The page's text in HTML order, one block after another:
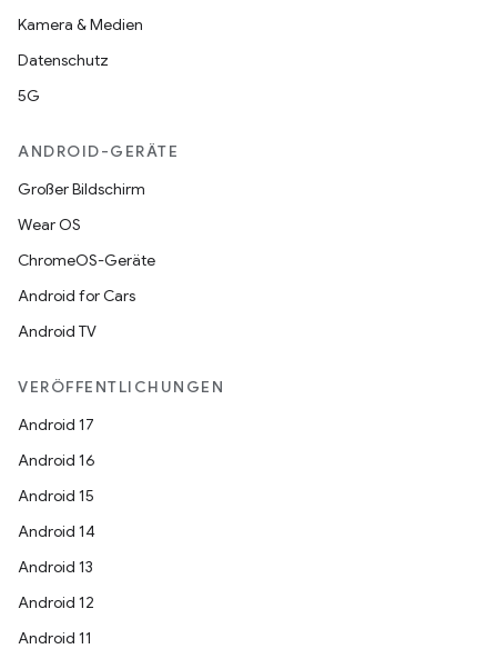
Kamera & Medien
Datenschutz
5G
ANDROID-GERÄTE
Großer Bildschirm
Wear OS
ChromeOS-Geräte
Android for Cars
Android TV
VERÖFFENTLICHUNGEN
Android 17
Android 16
Android 15
Android 14
Android 13
Android 12
Android 11